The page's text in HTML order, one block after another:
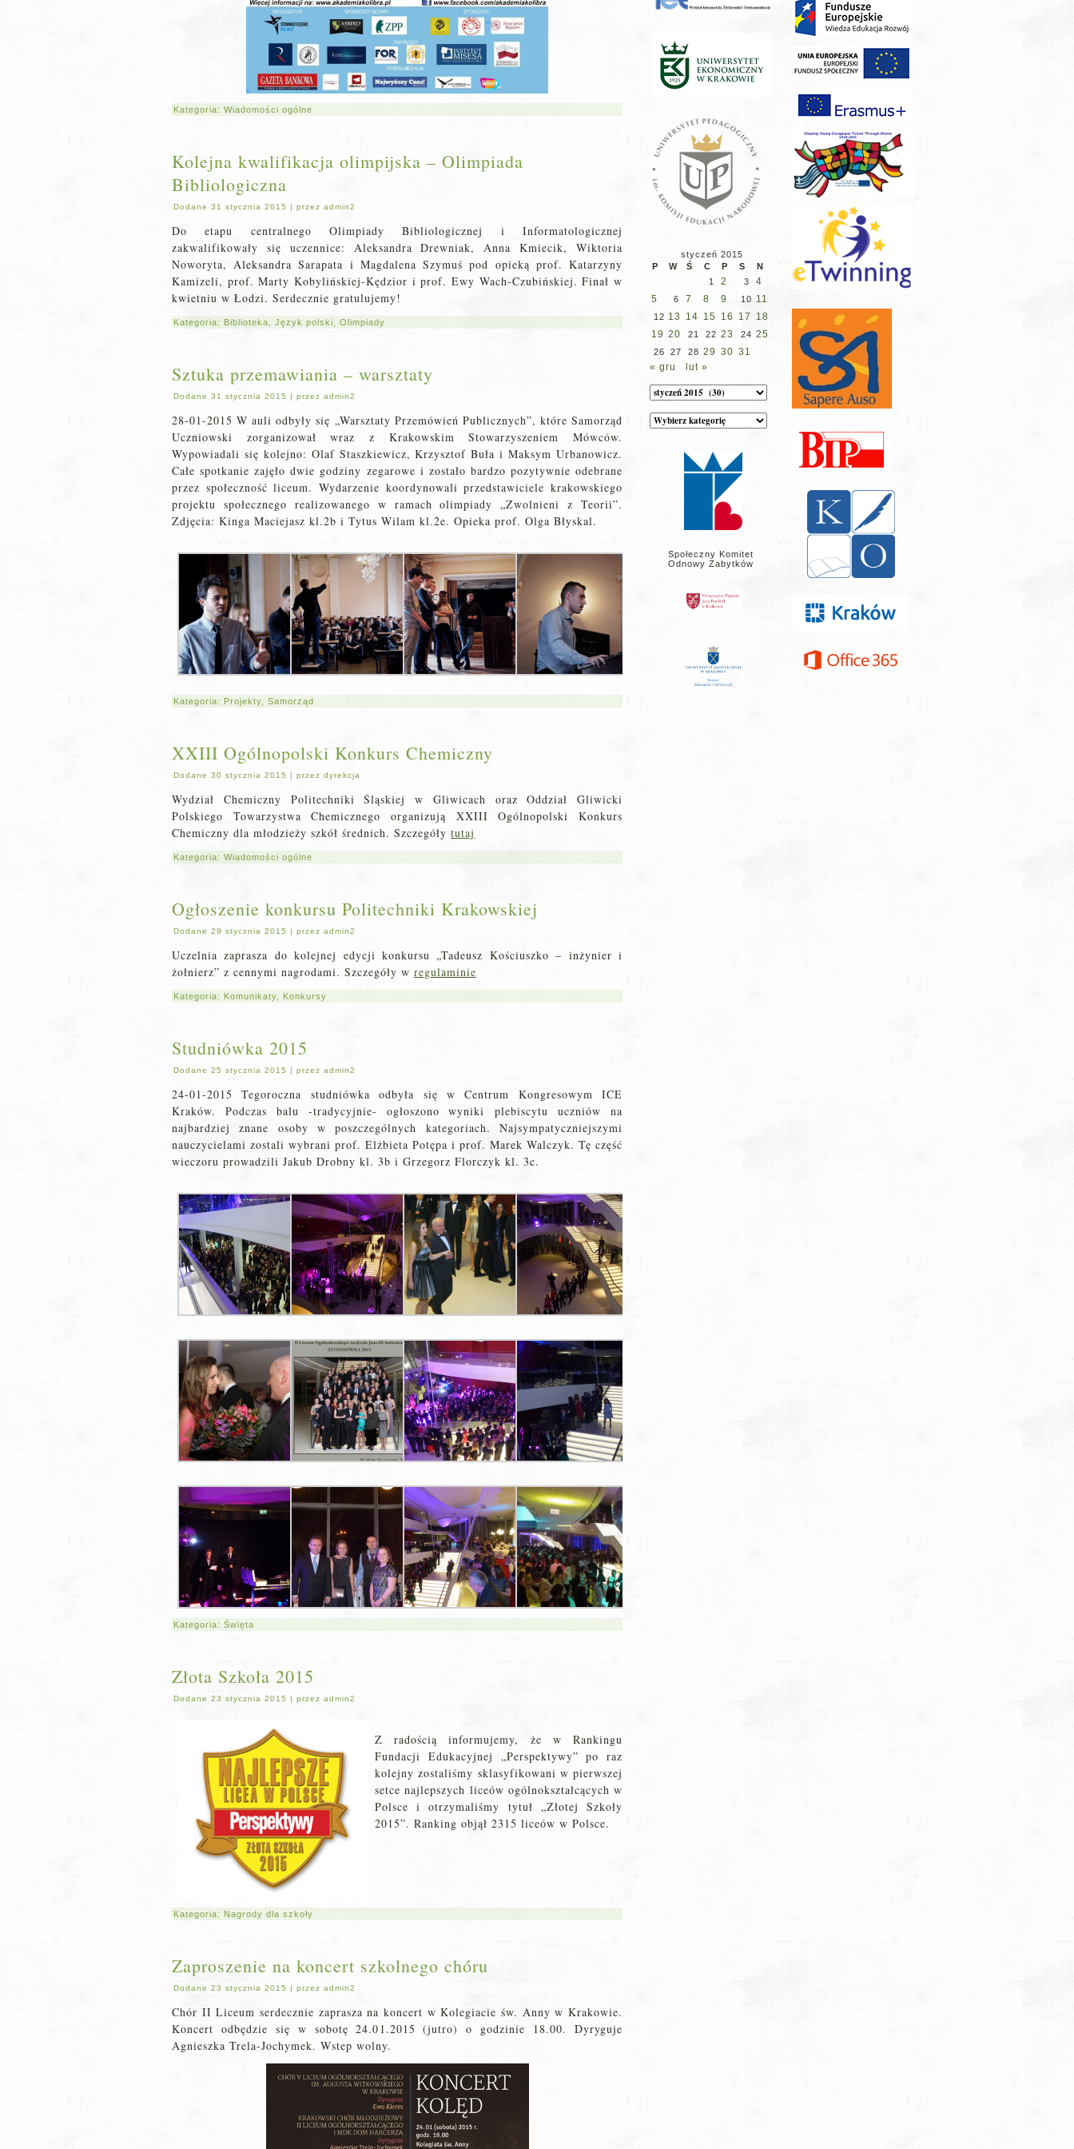
Kategoria: Wiadomości ogólne
Kolejna kwalifikacja olimpijska – Olimpiada
Bibliologiczna
Dodane 31 stycznia 2015 | przez admin2
Do etapu centralnego Olimpiady Bibliologicznej i Informatologicznej
zakwalifikowały się uczennice: Aleksandra Drewniak, Anna Kmiecik, Wiktoria
Noworyta, Aleksandra Sarapata i Magdalena Szymuś pod opieką prof. Katarzyny
Kamizeli, prof. Marty Kobylińskiej-Kędzior i prof. Ewy Wach-Czubińskiej. Finał w
kwietniu w Łodzi. Serdecznie gratulujemy!
Kategoria: Biblioteka Język polski Olimpiady
Sztuka przemawiania – warsztaty
Dodane 31 stycznia 2015 | przez admin2
28-01-2015 W auli odbyły się „Warsztaty Przemówień Publicznych”, które Samorząd
Uczniowski zorganizował wraz z Krakowskim Stowarzyszeniem Mówców.
Wypowiadali się kolejno: Olaf Staszkiewicz, Krzysztof Buła i Maksym Urbanowicz.
Całe spotkanie zajęło dwie godziny zegarowe i zostało bardzo pozytywnie odebrane
przez społeczność liceum. Wydarzenie koordynowali przedstawiciele krakowskiego
projektu społecznego realizowanego w ramach olimpiady „Zwolnieni z Teorii”.
Zdjęcia: Kinga Maciejasz kl.2b i Tytus Wilam kl.2e. Opieka prof. Olga Błyskal.
Kategoria: Projekty Samorząd
XXIII Ogólnopolski Konkurs Chemiczny
Dodane 30 stycznia 2015 | przez dyrekcja
Wydział Chemiczny Politechniki Śląskiej w Gliwicach oraz Oddział Gliwicki
Polskiego Towarzystwa Chemicznego organizują XXIII Ogólnopolski Konkurs
Chemiczny dla młodzieży szkół średnich. Szczegóły tutaj
Kategoria: Wiadomości ogólne
Ogłoszenie konkursu Politechniki Krakowskiej
Dodane 29 stycznia 2015 | przez admin2
Uczelnia zaprasza do kolejnej edycji konkursu „Tadeusz Kościuszko – inżynier i
żołnierz” z cennymi nagrodami. Szczegóły w regulaminie
Kategoria: Komunikaty Konkursy
Studniówka 2015
Dodane 25 stycznia 2015 | przez admin2
24-01-2015 Tegoroczna studniówka odbyła się w Centrum Kongresowym ICE
Kraków. Podczas balu -tradycyjnie- ogłoszono wyniki plebiscytu uczniów na
najbardziej znane osoby w poszczególnych kategoriach. Najsympatyczniejszymi
nauczycielami zostali wybrani prof. Elżbieta Potępa i prof. Marek Walczyk. Tę część
wieczoru prowadzili Jakub Drobny kl. 3b i Grzegorz Florczyk kl. 3c.
Kategoria: Święta
Złota Szkoła 2015
Dodane 23 stycznia 2015 | przez admin2
Z radością informujemy, że w Rankingu
Fundacji Edukacyjnej „Perspektywy” po raz
kolejny zostaliśmy sklasyfikowani w pierwszej
setce najlepszych liceów ogólnokształcących w
Polsce i otrzymaliśmy tytuł „Złotej Szkoły
2015”. Ranking objął 2315 liceów w Polsce.
Kategoria: Nagrody dla szkoły
Zaproszenie na koncert szkolnego chóru
Dodane 23 stycznia 2015 | przez admin2
Chór II Liceum serdecznie zaprasza na koncert w Kolegiacie św. Anny w Krakowie.
Koncert odbędzie się w sobotę 24.01.2015 (jutro) o godzinie 18.00. Dyryguje
Agnieszka Trela-Jochymek. Wstep wolny.
styczeń 2015
P
W Ś C P S
N
1
2 3
4
5
6 7 8 9 10 11
12 13 14 15 16 17
18
19 20 21 22 23 24 25
26 27 28 29 30 31
« gru
lut »
Archiwum
Kategorie
wpisów
Społeczny Komitet
Odnowy Zabytków